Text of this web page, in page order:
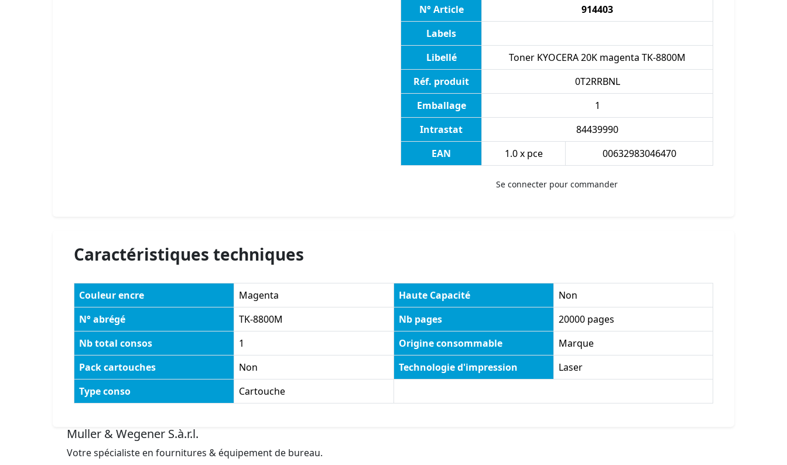
N° Article
914403
Labels
Libellé
Toner KYOCERA 20K magenta TK-8800M
Réf. produit
0T2RRBNL
Emballage
1
Intrastat
84439990
EAN
1.0 x pce 00632983046470
Se connecter pour commander
Caractéristiques techniques
Couleur encre Magenta Haute Capacité
Non
N° abrégé
TK-8800M Nb pages
20000 pages
Nb total consos
1 Origine consommable
Marque
Pack cartouches
Non Technologie d'impression
Laser
Type conso
Cartouche
Muller & Wegener S.à.r.l.
Votre spécialiste en fournitures & équipement de bureau.